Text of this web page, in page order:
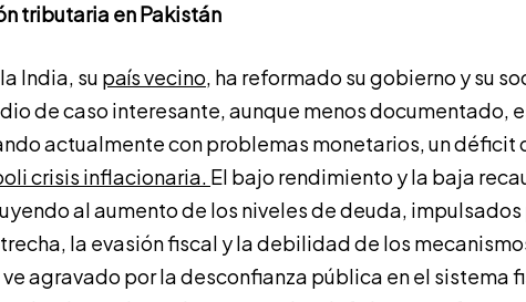
tributaria en Pakistán
India, su país vecino, ha reformado su gobierno y su
de caso interesante, aunque menos documentado,
actualmente con problemas monetarios, un déficit
crisis inflacionaria. El bajo rendimiento y la baja
al aumento de los niveles de deuda, impulsados
la evasión fiscal y la debilidad de los
ve agravado por la desconfianza pública en el sistema